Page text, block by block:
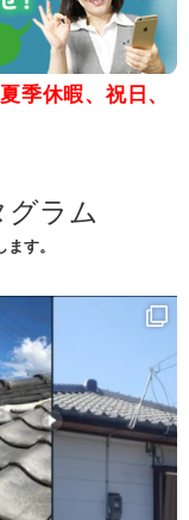
季休暇、祝日、
グラム
す。